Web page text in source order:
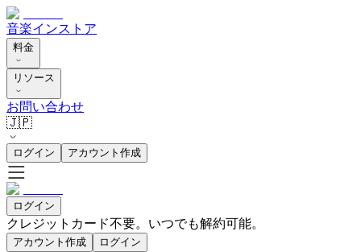
音楽インストア
料金
リソース
お問い合わせ
🇯🇵
ログイン アカウント作成
ログイン
クレジットカード不要。いつでも解約可能。
アカウント作成 ログイン